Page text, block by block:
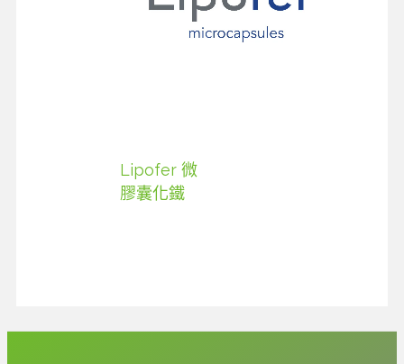
Lipofer 微
膠囊化鐵